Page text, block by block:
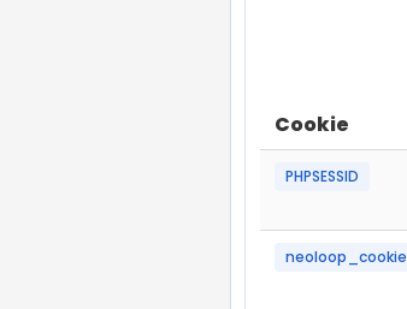
Cookie
PHPSESSID
neoloop_cookie